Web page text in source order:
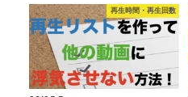
再生時間・再生回数